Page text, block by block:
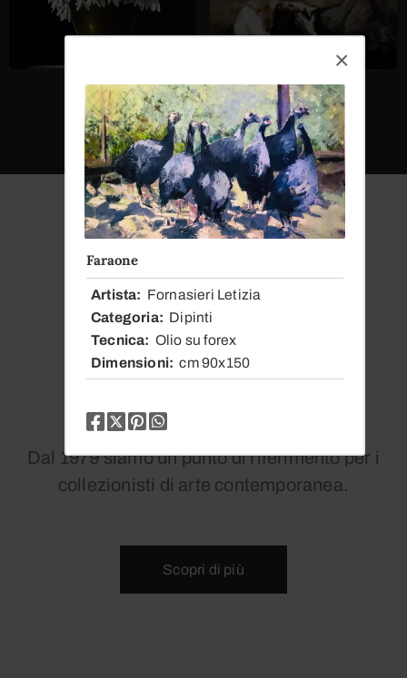
Dal
1979
La Nostra Storia
Dal 1979 siamo un punto di riferimento per i
collezionisti di arte contemporanea.
Scopri di più
Faraone
Artista
Fornasieri Letizia
Categoria
Dipinti
Tecnica
Olio su forex
Dimensioni
cm 90x150